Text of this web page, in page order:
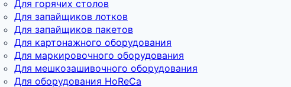
Для горячих столов
Для запайщиков лотков
Для запайщиков пакетов
Для картонажного оборудования
Для маркировочного оборудования
Для мешкозашивочного оборудования
Для оборудования HoReCa